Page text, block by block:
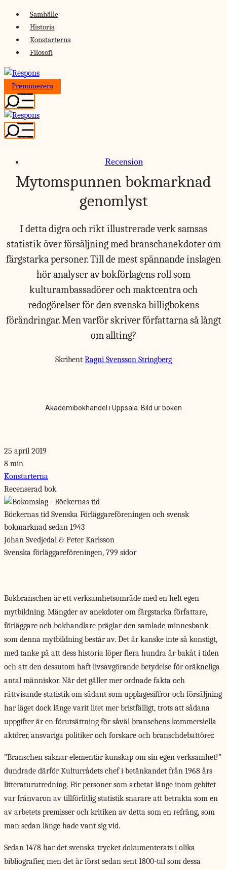
Skip
content
Samhälle
Historia
Konstarterna
Filosofi
Prenumerera
Recension
Mytomspunnen bokmarknad
genomlyst
I detta digra och rikt illustrerade verk samsas
statistik över försäljning med branschanekdoter om
färgstarka personer. Till de mest spännande inslagen
hör analyser av bokförlagens roll som
kulturambassadörer och maktcentra och
redogörelser för den svenska billigbokens
förändringar. Men varför skriver författarna så långt
om allting?
Skribent Ragni Svensson Stringberg
Akademibokhandel i Uppsala. Bild ur boken
25 april 2019
8 min
Konstarterna
Recenserad bok
Böckernas tid Svenska Förläggareföreningen och svensk
bokmarknad sedan 1943
Johan Svedjedal & Peter Karlsson
Svenska förläggareföreningen, 799 sidor
Bokbranschen är ettverksamhetsområde med en helt egen
mytbildning. Mängder av anekdoter om färgstarka författare,
förläggare och bokhandlare präglar den samlade minnesbank
som denna mytbildning består av. Det är kanske inte så konstigt,
med tanke på att dess historia löper flera hundra år bakåt i tiden
och att den dessutom haft livsavgörande betydelse för oräkneliga
antal människor. När det gäller mer ordnade fakta och
rättvisande statistik om sådant som upplagesiffror och försäljning
har läget dock länge varit litet mer bristfälligt, trots att sådana
uppgifter är en förutsättning för såväl branschens kommersiella
aktörer, ansvariga politiker och forskare och branschdebattörer.
”Branschen saknar elementär kunskap om sin egen verksamhet!”
dundrade därför Kulturrådets chef i betänkandet från 1968 års
litteraturutredning. För personer som arbetat länge inom gebitet
var frånvaron av tillförlitlig statistik snarare att betrakta som en
av arbetets premisser och kritiken av detta som en refräng, som
man sedan länge hade vant sig vid.
Sedan 1478 har det svenska trycket dokumenterats i olika
bibliografier, men det är först sedan sent 1800-tal som dessa